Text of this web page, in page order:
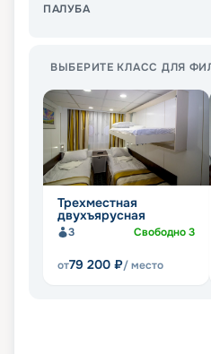
ПАЛУБА
ВЫБЕРИТЕ КЛАСС ДЛЯ
Трехместная
двухъярусная
3 Свободно3
от79 200 ₽/ место